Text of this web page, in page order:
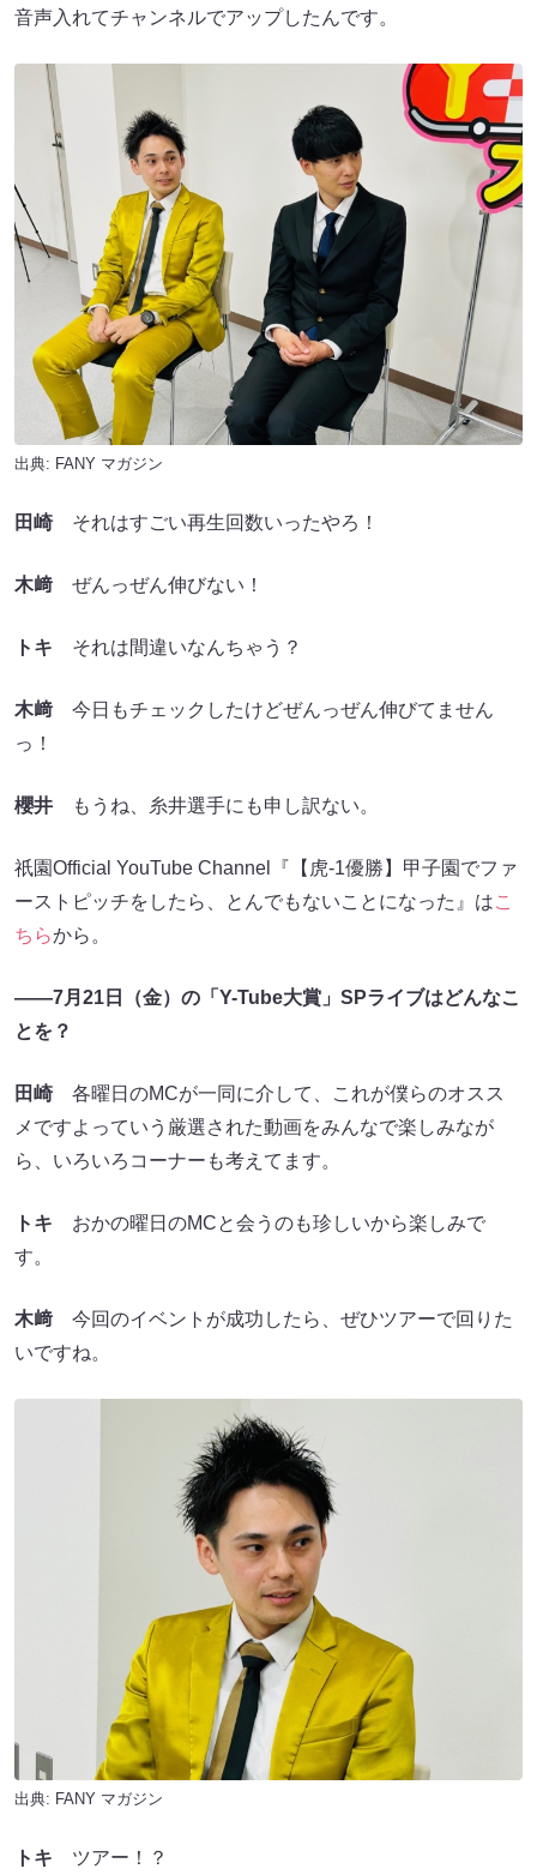
音声入れてチャンネルでアップしたんです。
出典: FANY マガジン
田崎それはすごい再生回数いったやろ！
木﨑 ぜんっぜん伸びない！
トキ それは間違いなんちゃう？
木﨑 今日もチェックしたけどぜんっぜん伸びてません
っ！
櫻井 もうね、糸井選手にも申し訳ない。
祇園Official YouTube Channel『【虎-1優勝】甲子園でファ
ーストピッチをしたら、とんでもないことになった』はこ
ちらから。
——7月21日（金）の「Y-Tube大賞」SPライブはどんなこ
とを？
田崎各曜日のMCが一同に介して、これが僕らのオスス
メですよっていう厳選された動画をみんなで楽しみなが
ら、いろいろコーナーも考えてます。
トキ おかの曜日のMCと会うのも珍しいから楽しみで
す。
木﨑 今回のイベントが成功したら、ぜひツアーで回りた
いですね。
出典: FANY マガジン
トキ ツアー！？